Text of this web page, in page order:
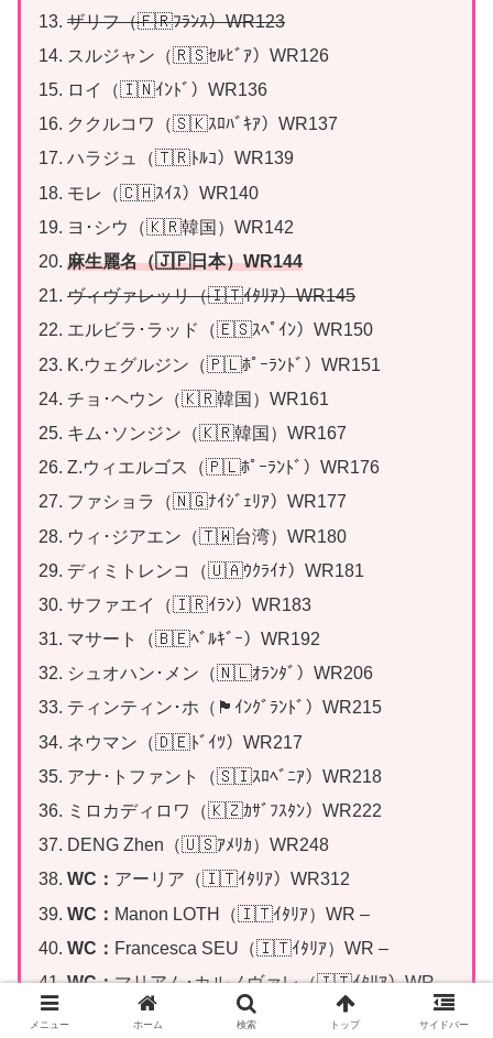
ザリフ（🇫🇷ﾌﾗﾝｽ）WR123
スルジャン（🇷🇸ｾﾙﾋﾞｱ）WR126
ロイ（🇮🇳ｲﾝﾄﾞ）WR136
ククルコワ（🇸🇰ｽﾛﾊﾞｷｱ）WR137
ハラジュ（🇹🇷ﾄﾙｺ）WR139
モレ（🇨🇭ｽｲｽ）WR140
ヨ･シウ（🇰🇷韓国）WR142
麻生麗名（🇯🇵日本）WR144
ヴィヴァレッリ（🇮🇹ｲﾀﾘｱ）WR145
エルビラ･ラッド（🇪🇸ｽﾍﾟｲﾝ）WR150
K.ウェグルジン（🇵🇱ﾎﾟｰﾗﾝﾄﾞ）WR151
チョ･ヘウン（🇰🇷韓国）WR161
キム･ソンジン（🇰🇷韓国）WR167
Z.ウィエルゴス（🇵🇱ﾎﾟｰﾗﾝﾄﾞ）WR176
ファショラ（🇳🇬ﾅｲｼﾞｪﾘｱ）WR177
ウィ･ジアエン（🇹🇼台湾）WR180
ディミトレンコ（🇺🇦ｳｸﾗｲﾅ）WR181
サファエイ（🇮🇷ｲﾗﾝ）WR183
マサート（🇧🇪ﾍﾞﾙｷﾞｰ）WR192
シュオハン･メン（🇳🇱ｵﾗﾝﾀﾞ）WR206
ティンティン･ホ（🏴󠁧󠁢󠁥󠁮󠁧󠁿ｲﾝｸﾞﾗﾝﾄﾞ）WR215
ネウマン（🇩🇪ﾄﾞｲﾂ）WR217
アナ･トファント（🇸🇮ｽﾛﾍﾞﾆｱ）WR218
ミロカディロワ（🇰🇿ｶｻﾞﾌｽﾀﾝ）WR222
DENG Zhen（🇺🇸ｱﾒﾘｶ）WR248
WC： アーリア（🇮🇹ｲﾀﾘｱ）WR312
WC： Manon LOTH（🇮🇹ｲﾀﾘｱ）WR –
WC： Francesca SEU（🇮🇹ｲﾀﾘｱ）WR –
WC：マリアム･カルノヴァレ（🇮🇹ｲﾀﾘｱ）WR –
メニュー ホーム 検索 トップ サイドバー